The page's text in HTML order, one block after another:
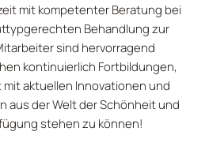
mit kompetenter Beratung bei
Behandlung zur
sind hervorragend
kontinuierlich Fortbildungen,
aktuellen Innovationen und
aus der Welt der Schönheit und
stehen zu können!